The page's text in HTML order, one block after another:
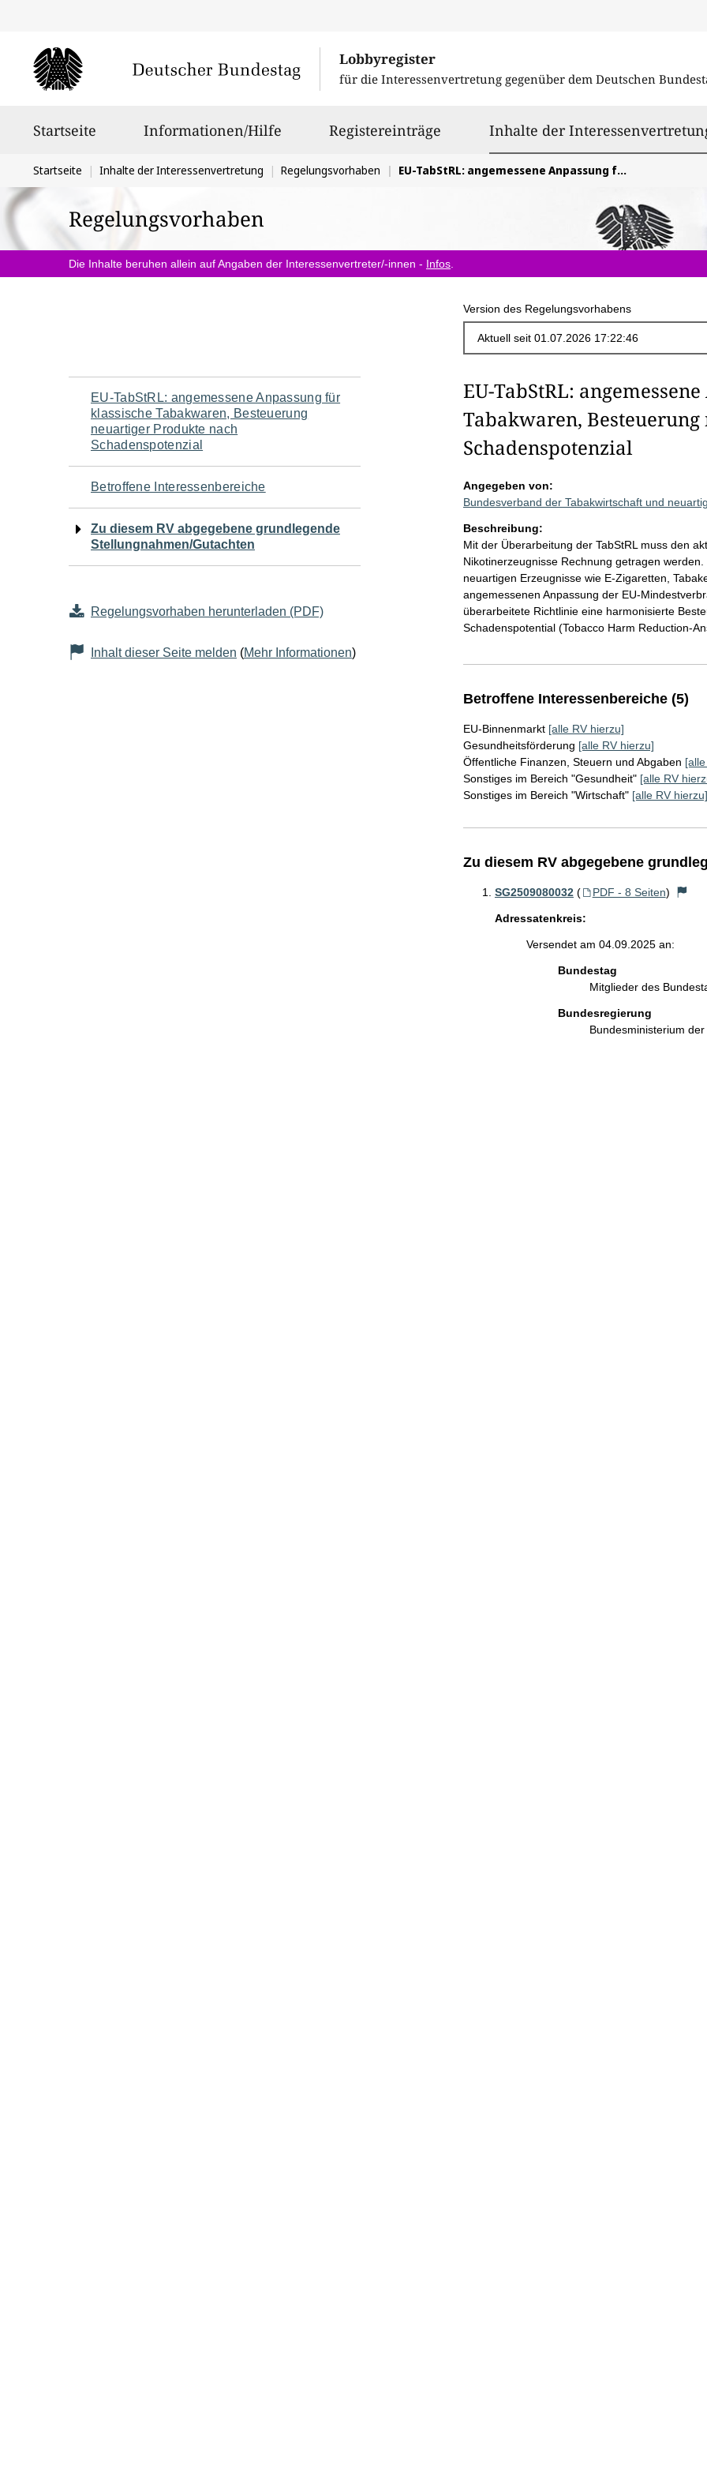
Lobbyregister
für die Interessenvertretung gegenüber dem Deutschen
Startseite Informationen/Hilfe Registereinträge Inhalte der
Sie
befinden
sich
hier:
Startseite Inhalte der Interessenvertretung Regelungsvorhaben EU-TabStRL: angemessene Anpassung für klassische Tabakwaren, Besteuerung neuartiger Produkte nach Schadenspotenzial
Regelungsvorhaben
Die Inhalte beruhen allein auf Angaben der Interessenvertreter/-innen - Infos
Version des Regelungsvorhabens
Navigation
für
den
Seiteninhalt
EU-TabStRL: angemessene Anpassung für
klassische Tabakwaren, Besteuerung
neuartiger Produkte nach
Schadenspotenzial
Betroffene Interessenbereiche
Zu diesem RV abgegebene grundlegende
Stellungnahmen/Gutachten
Regelungsvorhaben herunterladen (PDF)
Inhalt dieser Seite melden (Mehr Informationen)
EU-TabStRL:
Tabakwaren,
Schadenspotenzial
Angegeben von:
Bundesverband der Tabakwirtschaft und
Beschreibung:
Mit der Überarbeitung der TabStRL muss den
Nikotinerzeugnisse Rechnung getragen
neuartigen Erzeugnisse wie E-Zigaretten,
angemessenen Anpassung der EU-
überarbeitete Richtlinie eine harmonisierte
Schadenspotential (Tobacco Harm Reduction-
Betroffene Interessenbereiche (5)
EU-Binnenmarkt [alle RV hierzu]
Gesundheitsförderung [alle RV hierzu]
Öffentliche Finanzen, Steuern und Abgaben
Sonstiges im Bereich "Gesundheit" [alle RV
Sonstiges im Bereich "Wirtschaft" [alle RV hierzu]
Zu diesem RV abgegebene
SG2509080032 ( PDF - 8 Seiten)
Adressatenkreis:
Versendet am 04.09.2025 an:
Bundestag
Mitglieder des
Bundesregierung
Bundesministerium